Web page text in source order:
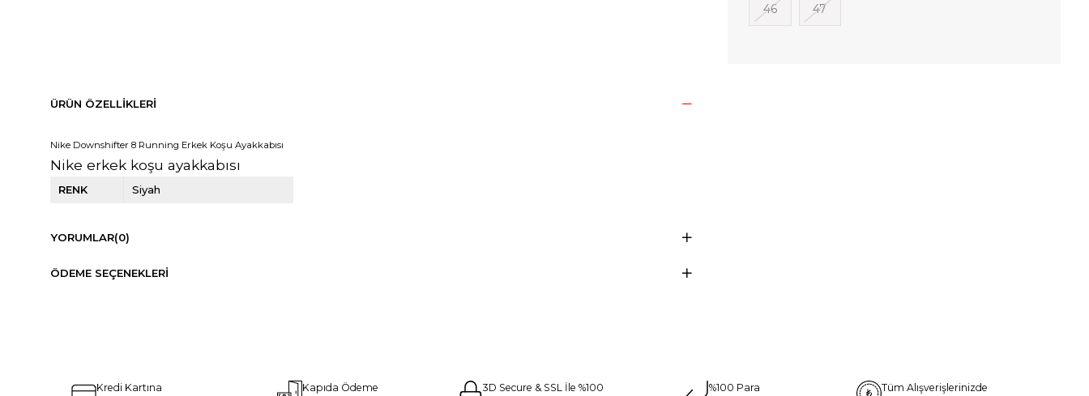
46 47
ÜRÜN ÖZELLIKLERI
Nike Downshifter 8 Running Erkek Koşu Ayakkabısı
Nike erkek koşu ayakkabısı
RENK Siyah
YORUMLAR(0)
ÖDEME SEÇENEKLERI
Kredi Kartına
Kapıda Ödeme
3D Secure & SSL İle %100
%100 Para
Tüm Alışverişlerinizde